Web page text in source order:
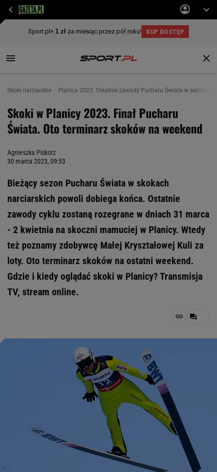
Skoki narciarskie Planica 2023. Ostatnie zawody Pucharu Świata w sezonie.
Skoki w Planicy 2023. Finał Pucharu
Świata. Oto terminarz skoków na weekend
Agnieszka Piskorz
30 marca 2023, 09:53
Bieżący sezon Pucharu Świata w skokach
narciarskich powoli dobiega końca. Ostatnie
zawody cyklu zostaną rozegrane w dniach 31 marca
- 2 kwietnia na skoczni mamuciej w Planicy. Wtedy
też poznamy zdobywcę Małej Kryształowej Kuli za
loty. Oto terminarz skoków na ostatni weekend.
Gdzie i kiedy oglądać skoki w Planicy? Transmisja
TV, stream online.